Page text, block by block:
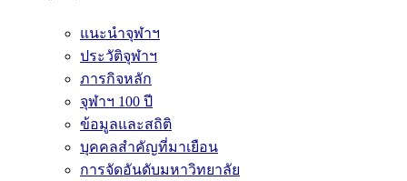
แนะนำจุฬาฯ
ประวัติจุฬาฯ
ภารกิจหลัก
จุฬาฯ 100 ปี
ข้อมูลและสถิติ
บุคคลสำคัญที่มาเยือน
การจัดอันดับมหาวิทยาลัย